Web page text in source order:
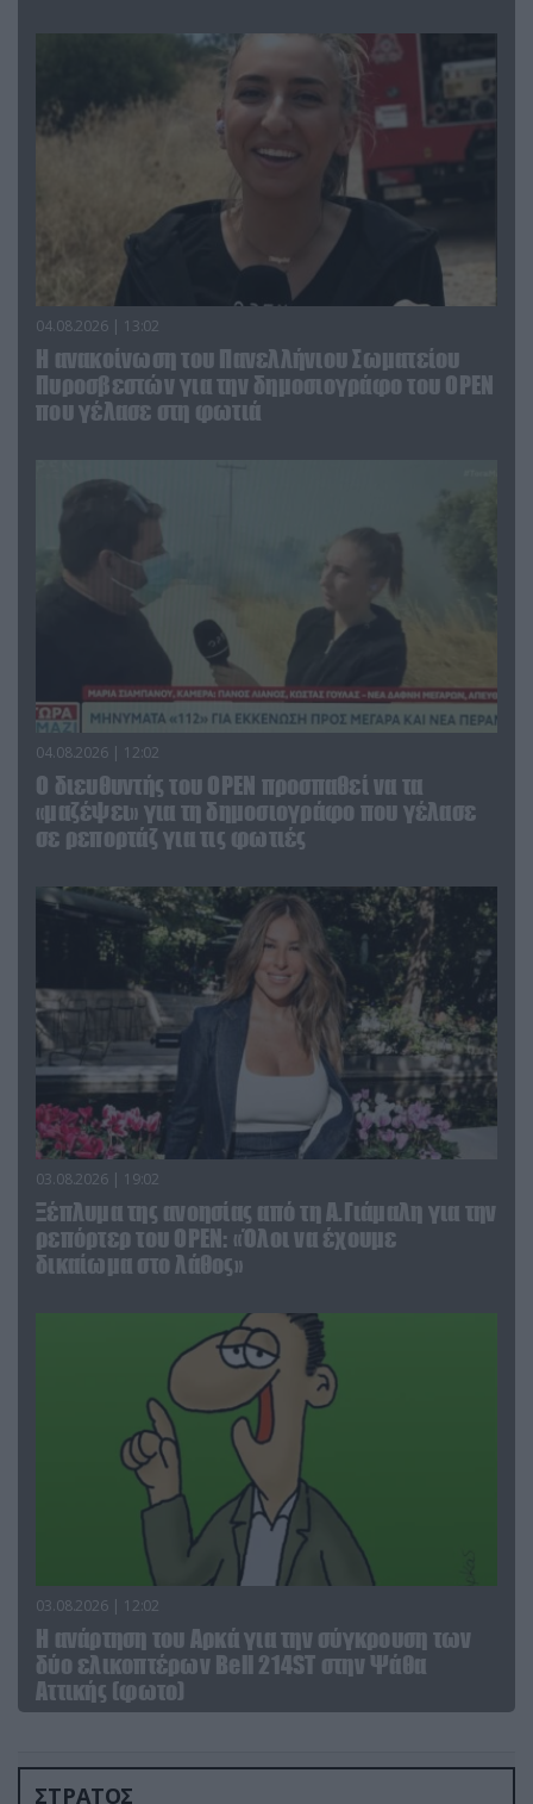
04.08.2026 | 13:02
Η ανακοίνωση του Πανελλήνιου Σωματείου
Πυροσβεστών για την δημοσιογράφο του OPEN
που γέλασε στη φωτιά
04.08.2026 | 12:02
O διευθυντής του OPEN προσπαθεί να τα
«μαζέψει» για τη δημοσιογράφο που γέλασε
σε ρεπορτάζ για τις φωτιές
03.08.2026 | 19:02
Ξέπλυμα της ανοησίας από τη Α.Γιάμαλη για την
ρεπόρτερ του ΟΡΕΝ: «Όλοι να έχουμε
δικαίωμα στο λάθος»
03.08.2026 | 12:02
Η ανάρτηση του Αρκά για την σύγκρουση των
δύο ελικοπτέρων Bell 214ST στην Ψάθα
Αττικής (φωτο)
ΣΤΡΑΤΟΣ